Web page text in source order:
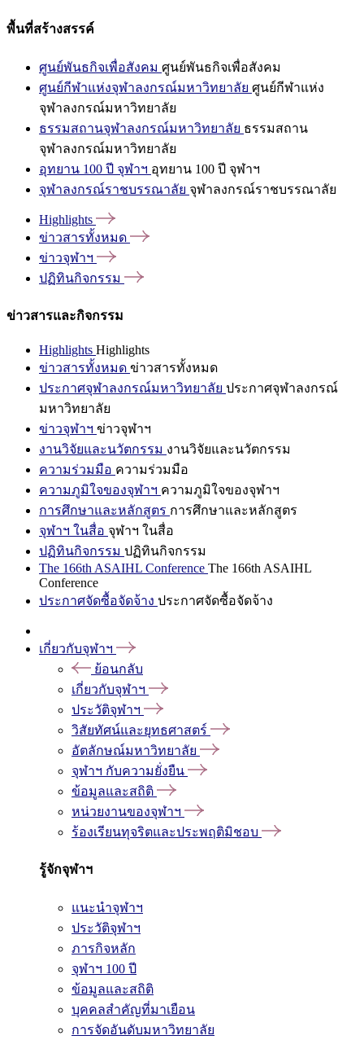
พื้นที่สร้างสรรค์
ศูนย์พันธกิจเพื่อสังคม ศูนย์พันธกิจเพื่อสังคม
ศูนย์กีฬาแห่งจุฬาลงกรณ์มหาวิทยาลัย ศูนย์กีฬาแห่ง
จุฬาลงกรณ์มหาวิทยาลัย
ธรรมสถานจุฬาลงกรณ์มหาวิทยาลัย ธรรมสถาน
จุฬาลงกรณ์มหาวิทยาลัย
อุทยาน 100 ปี จุฬาฯ อุทยาน 100 ปี จุฬาฯ
จุฬาลงกรณ์ราชบรรณาลัย จุฬาลงกรณ์ราชบรรณาลัย
Highlights
ข่าวสารทั้งหมด
ข่าวจุฬาฯ
ปฏิทินกิจกรรม
ข่าวสารและกิจกรรม
Highlights Highlights
ข่าวสารทั้งหมด ข่าวสารทั้งหมด
ประกาศจุฬาลงกรณ์มหาวิทยาลัย ประกาศจุฬาลงกรณ์
มหาวิทยาลัย
ข่าวจุฬาฯ ข่าวจุฬาฯ
งานวิจัยและนวัตกรรม งานวิจัยและนวัตกรรม
ความร่วมมือ ความร่วมมือ
ความภูมิใจของจุฬาฯ ความภูมิใจของจุฬาฯ
การศึกษาและหลักสูตร การศึกษาและหลักสูตร
จุฬาฯ ในสื่อ จุฬาฯ ในสื่อ
ปฏิทินกิจกรรม ปฏิทินกิจกรรม
The 166th ASAIHL Conference The 166th ASAIHL
Conference
ประกาศจัดซื้อจัดจ้าง ประกาศจัดซื้อจัดจ้าง
เกี่ยวกับจุฬาฯ
ย้อนกลับ
เกี่ยวกับจุฬาฯ
ประวัติจุฬาฯ
วิสัยทัศน์และยุทธศาสตร์
อัตลักษณ์มหาวิทยาลัย
จุฬาฯ กับความยั่งยืน
ข้อมูลและสถิติ
หน่วยงานของจุฬาฯ
ร้องเรียนทุจริตและประพฤติมิชอบ
รู้จักจุฬาฯ
แนะนำจุฬาฯ
ประวัติจุฬาฯ
ภารกิจหลัก
จุฬาฯ 100 ปี
ข้อมูลและสถิติ
บุคคลสำคัญที่มาเยือน
การจัดอันดับมหาวิทยาลัย